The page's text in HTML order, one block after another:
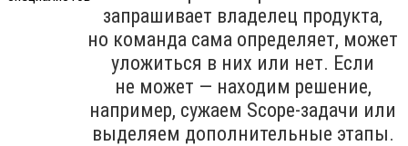
запрашивает владелец продукта,
но команда сама определяет, может
уложиться в них или нет. Если
не может — находим решение,
например, сужаем Scope-задачи или
выделяем дополнительные этапы.